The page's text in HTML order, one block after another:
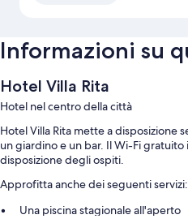
Informazioni su
Hotel Villa Rita
Hotel nel centro della città
Hotel Villa Rita mette a disposizione
un giardino e un bar. Il Wi-Fi gratuito
disposizione degli ospiti.
Approfitta anche dei seguenti servizi:
Una piscina stagionale all'aperto